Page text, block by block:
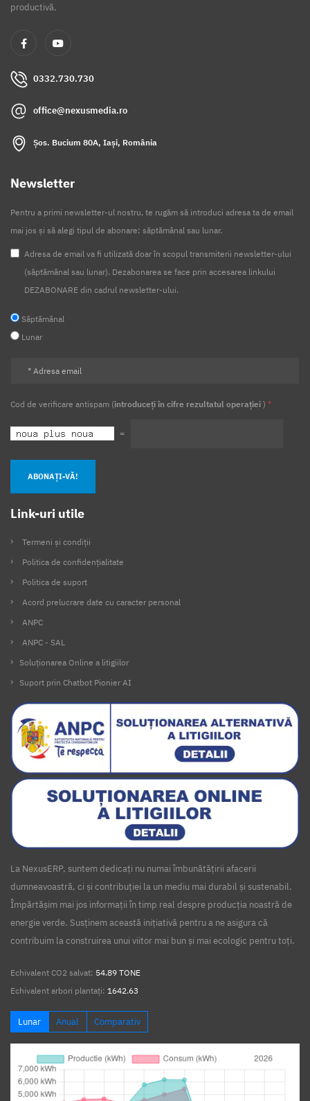
productivă.
0332.730.730
office@nexusmedia.ro
Șos. Bucium 80A, Iași, România
Newsletter
Pentru a primi newsletter-ul nostru, te rugăm să introduci adresa ta de email
mai jos și să alegi tipul de abonare: săptămânal sau lunar.
Adresa de email va fi utilizată doar în scopul transmiterii newsletter-ului
(săptămânal sau lunar). Dezabonarea se face prin accesarea linkului
DEZABONARE din cadrul newsletter-ului.
Săptămânal
Lunar
Cod de verificare antispam (introduceți în cifre rezultatul operației ) *
=
ABONAȚI-VĂ!
Link-uri utile
Termeni și condiții
Politica de confidențialitate
Politica de suport
Acord prelucrare date cu caracter personal
ANPC
ANPC - SAL
Soluționarea Online a litigiilor
Suport prin Chatbot Pionier AI
La NexusERP, suntem dedicați nu numai îmbunătățirii afacerii
dumneavoastră, ci și contribuției la un mediu mai durabil și sustenabil.
Împărtășim mai jos informații în timp real despre producția noastră de
energie verde. Susținem această inițiativă pentru a ne asigura că
contribuim la construirea unui viitor mai bun și mai ecologic pentru toți.
Echivalent CO2 salvat: 54.89 TONE
Echivalent arbori plantați: 1642.63
Lunar Anual Comparativ